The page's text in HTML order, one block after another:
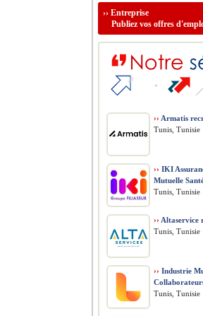
›› Entreprise
Publiez vos offres
›› Armatis
Tunis, Tunisie
›› IKI
Mutuelle
Tunis, Tunisie
›› Altaservice
Tunis, Tunisie
›› Industrie
Tunis, Tunisie